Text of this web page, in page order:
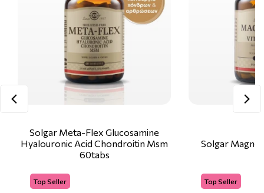
Solgar Meta-Flex Glucosamine
Hyalouronic Acid Chondroitin Msm
60tabs
Top Seller
Solgar
Top Seller